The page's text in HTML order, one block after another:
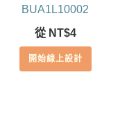
BUA1L10002
從 NT$4
開始線上設計